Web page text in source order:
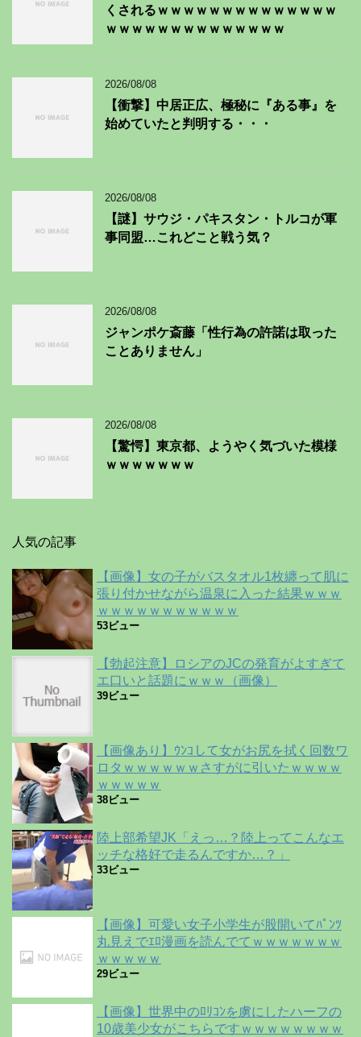
くされるｗｗｗｗｗｗｗｗｗｗｗｗｗｗ
ｗｗｗｗｗｗｗｗｗｗｗｗｗｗ
2026/08/08
【衝撃】中居正広、極秘に『ある事』を
始めていたと判明する・・・
2026/08/08
【謎】サウジ・パキスタン・トルコが軍
事同盟…これどこと戦う気？
2026/08/08
ジャンポケ斎藤「性行為の許諾は取った
ことありません」
2026/08/08
【驚愕】東京都、ようやく気づいた模様
ｗｗｗｗｗｗｗ
人気の記事
【画像】女の子がバスタオル1枚纏って肌に
張り付かせながら温泉に入った結果ｗｗｗ
ｗｗｗｗｗｗｗｗｗｗｗ
53ビュー
【勃起注意】ロシアのJCの発育がよすぎて
エ口いと話題にｗｗｗ（画像）
39ビュー
【画像あり】ｳﾝｺして女がお尻を拭く回数ワ
ロタｗｗｗｗｗｗさすがに引いたｗｗｗｗ
ｗｗｗｗｗ
38ビュー
陸上部希望JK「えっ…？陸上ってこんなエ
ッチな格好で走るんですか…？」
33ビュー
【画像】可愛い女子小学生が股開いてﾊﾟﾝﾂ
丸見えでｴﾛ漫画を読んでてｗｗｗｗｗｗｗ
ｗｗｗｗｗ
29ビュー
【画像】世界中のﾛﾘｺﾝを虜にしたハーフの
10歳美少女がこちらですｗｗｗｗｗｗｗｗ